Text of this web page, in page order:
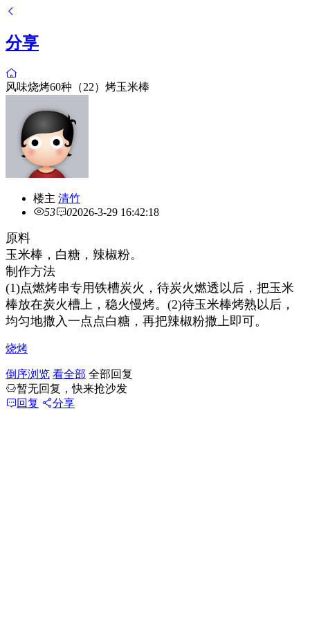
分享
风味烧烤60种（22）烤玉米棒
楼主 清竹
53
02026-3-29 16:42:18
原料
玉米棒，白糖，辣椒粉。
制作方法
(1)点燃烤串专用铁槽炭火，待炭火燃透以后，把玉米
棒放在炭火槽上，稳火慢烤。(2)待玉米棒烤熟以后，
均匀地撒入一点点白糖，再把辣椒粉撒上即可。
烧烤
倒序浏览 看全部 全部回复
暂无回复，快来抢沙发
回复
分享